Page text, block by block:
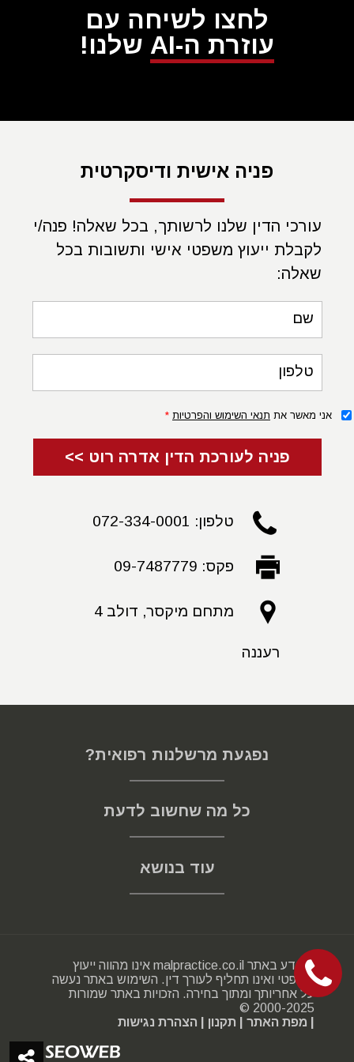
רשלנות רפואיתבעקבות טיפול אצל גניקולוג צריכה לקבל
עורך דין
מומחה בתחום, אשר יוכל להבהיר לה
כיצד עליה לממש את הזכויות המגיעות לה על פי דין.
לחצו לשיחה עם
עוזרת ה-AI
שלנו!
פניה אישית ודיסקרטית
עורכי הדין שלנו לרשותך, בכל שאלה! פנה/י
לקבלת ייעוץ משפטי אישי ותשובות בכל
שאלה:
שם
טלפון
אני מאשר את תנאי השימוש והפרטיות *
פניה לעורכת הדין אדרה רוט >>
טלפון: 072-334-0001
פקס: 09-7487779
מתחם מיקסר, דולב 4
רעננה
נפגעת מרשלנות רפואית?
כל מה שחשוב לדעת
עוד בנושא
המידע באתר malpractice.co.il אינו מהווה ייעוץ
משפטי ואינו תחליף לעורך דין. השימוש באתר נעשה
על אחריותך ומתוך בחירה. הזכויות באתר שמורות
2000-2025 ©
| מפת האתר
| תקנון | הצהרת נגישות